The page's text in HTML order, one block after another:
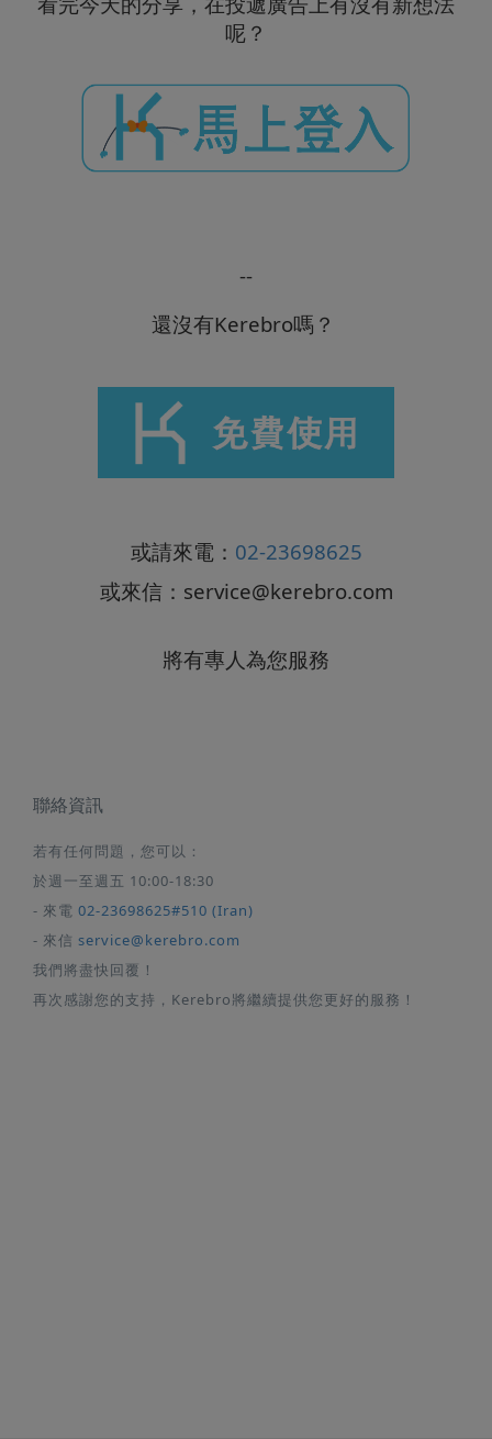
呢？
--
還沒有Kerebro嗎？
或請來電： 02-23698625
或來信： service@kerebro.com
將有專人為您服務
聯絡資訊
若有任何問題，您可以：
於週一至週五 10:00-18:30
- 來電 02-23698625#510 (Iran)
- 來信 service@kerebro.com
我們將盡快回覆！
再次感謝您的支持，Kerebro將繼續提供您更好的服務！